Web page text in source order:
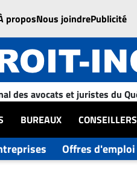
proposNous joindrePublicité
des avocats et juristes du
BUREAUX
Offres d'emploi